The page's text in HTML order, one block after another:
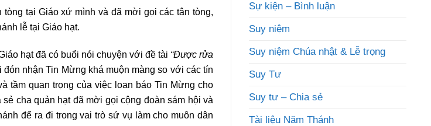
tại Giáo xứ mình và đã mời gọi các tân tòng,
lễ tại Giáo hạt.
hạt đã có buổi nói chuyện với đề tài “Được rửa
nhận Tin Mừng khá muộn màng so với các tín
tầm quan trọng của việc loan báo Tin Mừng cho
cha quản hạt đã mời gọi cộng đoàn sám hội và
để ra đi trong vai trò sứ vụ làm cho muôn dân
Sự kiện – Bình luận
Suy niệm
Suy niệm Chúa nhật & Lễ trọng
Suy Tư
Suy tư – Chia sẻ
Tài liệu Năm Thánh